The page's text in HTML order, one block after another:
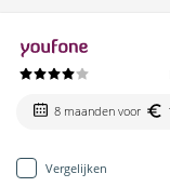
8 maanden voor
Vergelijken